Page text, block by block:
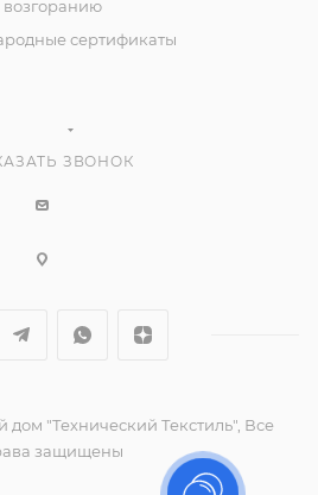
возгоранию
сертификаты
ЗВОНОК
"Технический Текстиль", Все
защищены